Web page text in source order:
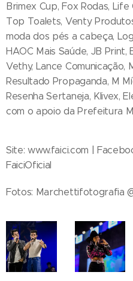
Brimex Cup, Fox Rodas, Life
Top Toalets, Venty
moda dos pés a cabeça,
HAOC Mais Saúde, JB Print,
Vethy, Lance
Resultado Propaganda, M
Resenha Sertaneja, Klivex,
com o apoio da Prefeitura
Site: www.faici.com |
FaiciOficial
Fotos: Marchettifotografia